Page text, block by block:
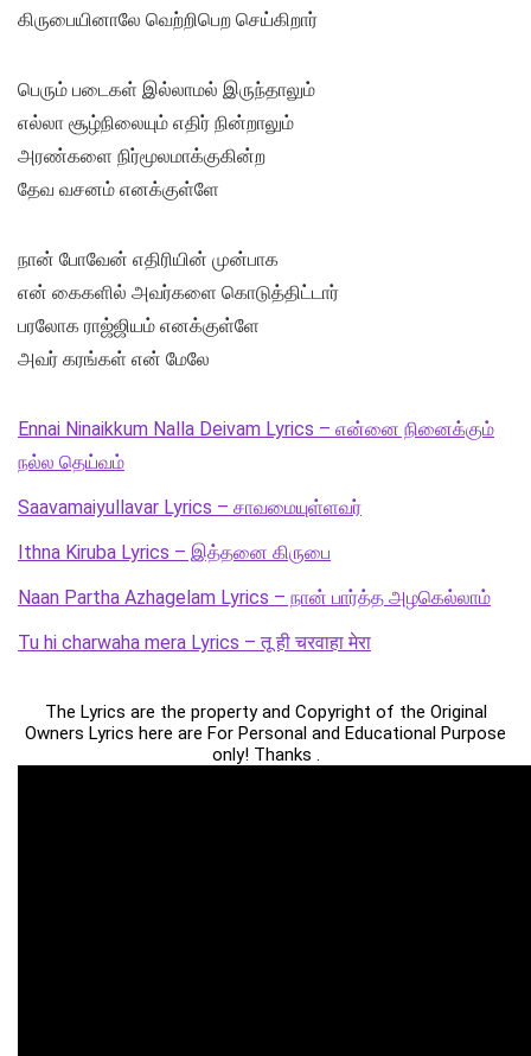
கிருபையினாலே வெற்றிபெற செய்கிறார்
பெரும் படைகள் இல்லாமல் இருந்தாலும்
எல்லா சூழ்நிலையும் எதிர் நின்றாலும்
அரண்களை நிர்மூலமாக்குகின்ற
தேவ வசனம் எனக்குள்ளே
நான் போவேன் எதிரியின் முன்பாக
என் கைகளில் அவர்களை கொடுத்திட்டார்
பரலோக ராஜ்ஜியம் எனக்குள்ளே
அவர் கரங்கள் என் மேலே
Ennai Ninaikkum Nalla Deivam Lyrics – என்னை நினைக்கும்
நல்ல தெய்வம்
Saavamaiyullavar Lyrics – சாவமையுள்ளவர்
Ithna Kiruba Lyrics – இத்தனை கிருபை
Naan Partha Azhagelam Lyrics – நான் பார்த்த அழகெல்லாம்
Tu hi charwaha mera Lyrics – तू ही चरवाहा मेरा
The Lyrics are the property and Copyright of the Original
Owners Lyrics here are For Personal and Educational Purpose
only! Thanks .